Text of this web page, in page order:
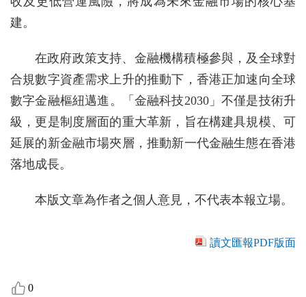
建。
在政府政策支持、金融機構積極參與，及全球對
合規數字資產需求上升的推動下，香港正加速向全球
數字金融樞紐邁進。「金融科技2030」不僅是技術升
級，更是制度層面的重大革新，旨在構建具規模、可
延展的新金融市場夾層，推動新一代金融生態在香港
落地成長。
本版文章為作者之個人意見，不代表本報立場。
讀文匯報PDF版面
0